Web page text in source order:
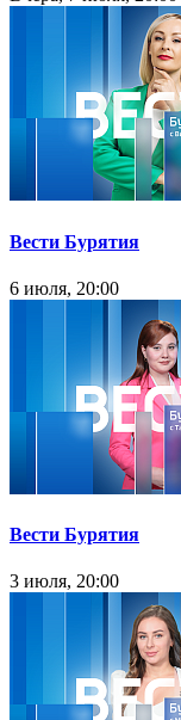
Вести Бурятия
6 июля, 20:00
Вести Бурятия
3 июля, 20:00